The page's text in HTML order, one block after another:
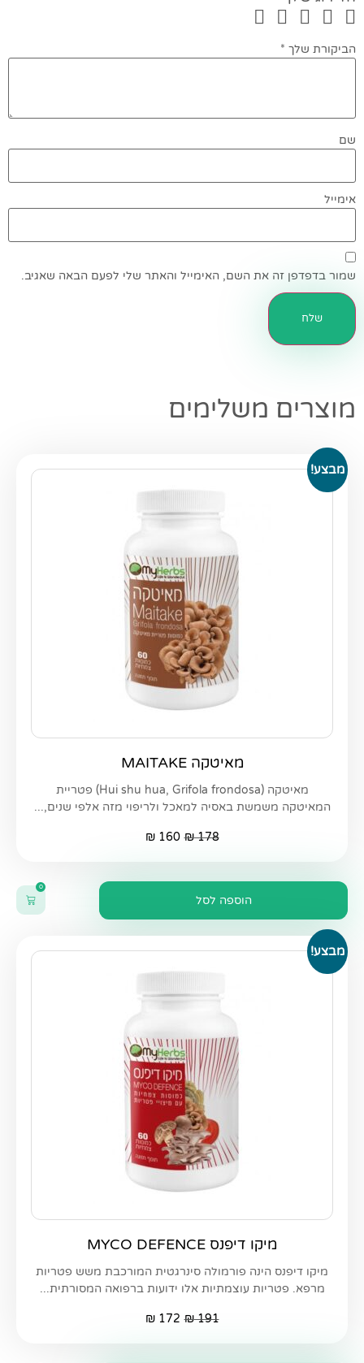
הביקורת שלך *
שם
אימייל
שמור בדפדפן זה את השם, האימייל והאתר שלי לפעם הבאה שאגיב.
מוצרים משלימים
מבצע!
מאיטקה MAITAKE
מאיטקה (Hui shu hua, Grifola frondosa) פטריית
המאיטקה משמשת באסיה למאכל ולריפוי מזה אלפי שנים,...
₪178
₪160
הוספה לסל
0
מבצע!
מיקו דיפנס MYCO DEFENCE
מיקו דיפנס הינה פורמולה סינרגטית המורכבת משש פטריות
מרפא. פטריות עוצמתיות אלו ידועות ברפואה המסורתית...
₪191
₪172